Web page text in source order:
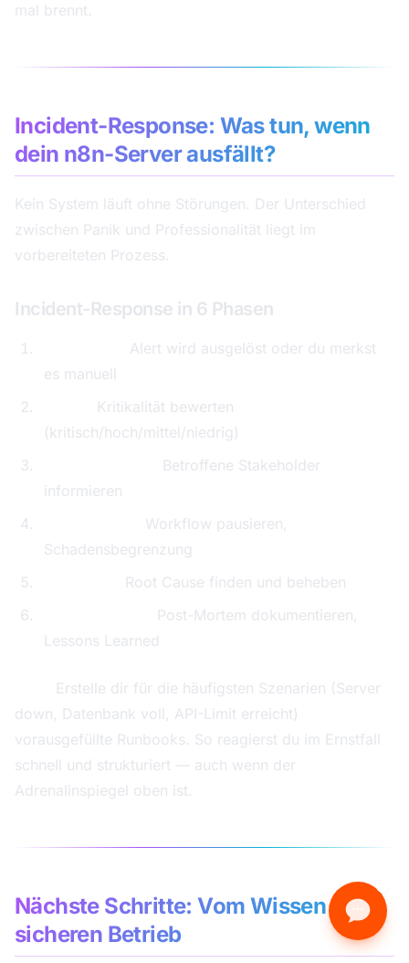
mal brennt.
Incident-Response: Was tun, wenn
dein n8n-Server ausfällt?
Kein System läuft ohne Störungen. Der Unterschied
zwischen Panik und Professionalität liegt im
vorbereiteten Prozess.
Incident-Response in 6 Phasen
Alert wird ausgelöst oder du merkst
es manuell
Kritikalität bewerten
(kritisch/hoch/mittel/niedrig)
Betroffene Stakeholder
informieren
Workflow pausieren,
Schadensbegrenzung
Root Cause finden und beheben
Post-Mortem dokumentieren,
Lessons Learned
Erstelle dir für die häufigsten Szenarien (Server
down, Datenbank voll, API-Limit erreicht)
vorausgefüllte Runbooks. So reagierst du im Ernstfall
schnell und strukturiert — auch wenn der
Adrenalinspiegel oben ist.
Nächste Schritte: Vom Wissen zum
sicheren Betrieb